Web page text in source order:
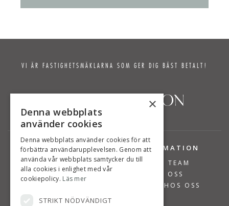
VI ÄR FASTIGHETSMÄKLARNA SOM GER DIG BÄST BETALT!
TJÄNSTER
BOSTÄDER TILL SALU
SÄLJA BOSTAD
VÄRDERA BOSTAD
INFORMATION
VÅRT TEAM
OM OSS
JOBBA HOS OSS
×
Denna webbplats
använder cookies
Denna webbplats använder cookies för att
förbättra användarupplevelsen. Genom att
använda vår webbplats samtycker du till
alla cookies i enlighet med vår
cookiepolicy. Läs mer
STRIKT NÖDVÄNDIGT